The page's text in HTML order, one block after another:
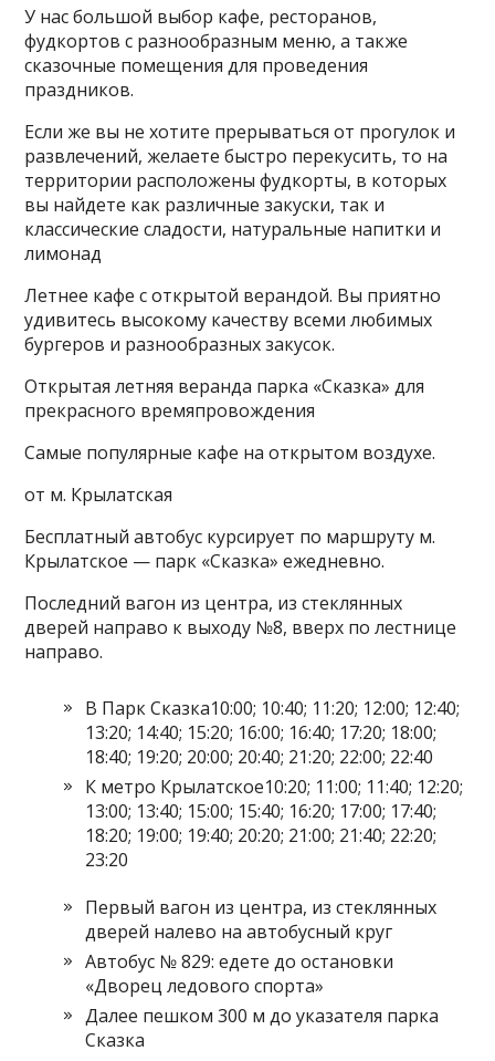
У нас большой выбор кафе, ресторанов,
фудкортов с разнообразным меню, а также
сказочные помещения для проведения
праздников.
Если же вы не хотите прерываться от прогулок и
развлечений, желаете быстро перекусить, то на
территории расположены фудкорты, в которых
вы найдете как различные закуски, так и
классические сладости, натуральные напитки и
лимонад
Летнее кафе с открытой верандой. Вы приятно
удивитесь высокому качеству всеми любимых
бургеров и разнообразных закусок.
Открытая летняя веранда парка «Сказка» для
прекрасного времяпровождения
Самые популярные кафе на открытом воздухе.
от м. Крылатская
Бесплатный автобус курсирует по маршруту м.
Крылатское — парк «Сказка» ежедневно.
Последний вагон из центра, из стеклянных
дверей направо к выходу №8, вверх по лестнице
направо.
В Парк Сказка10:00; 10:40; 11:20; 12:00; 12:40;
13:20; 14:40; 15:20; 16:00; 16:40; 17:20; 18:00;
18:40; 19:20; 20:00; 20:40; 21:20; 22:00; 22:40
К метро Крылатское10:20; 11:00; 11:40; 12:20;
13:00; 13:40; 15:00; 15:40; 16:20; 17:00; 17:40;
18:20; 19:00; 19:40; 20:20; 21:00; 21:40; 22:20;
23:20
Первый вагон из центра, из стеклянных
дверей налево на автобусный круг
Автобус № 829: едете до остановки
«Дворец ледового спорта»
Далее пешком 300 м до указателя парка
Сказка